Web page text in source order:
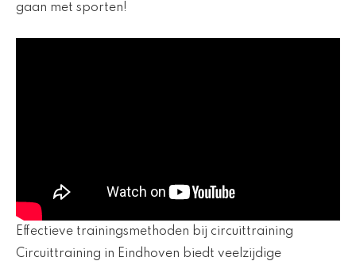
gaan met sporten!
Effectieve trainingsmethoden bij circuittraining
Circuittraining in Eindhoven biedt veelzijdige